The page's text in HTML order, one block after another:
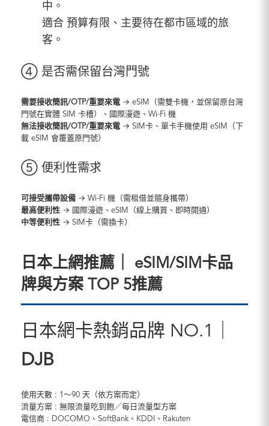
中。
適合 預算有限、主要待在都市區域的旅
客。
④ 是否需保留台灣門號
需要接收簡訊/OTP/重要來電 → eSIM（需雙卡機，並保留原台灣
門號在實體 SIM 卡槽）、國際漫遊、Wi-Fi 機
無法接收簡訊/OTP/重要來電 → SIM卡、單卡手機使用 eSIM（下
載 eSIM 會覆蓋原門號）
⑤ 便利性需求
可接受攜帶設備 → Wi-Fi 機（需租借並隨身攜帶）
最高便利性 → 國際漫遊、eSIM（線上購買、即時開通）
中等便利性 → SIM卡（需換卡）
日本上網推薦｜ eSIM/SIM卡品
牌與方案 TOP 5推薦
日本網卡熱銷品牌 NO.1｜
DJB
使用天數 : 1～90 天（依方案而定）
流量方案 : 無限流量吃到飽／每日流量型方案
電信商 : DOCOMO、SoftBank、KDDI、Rakuten